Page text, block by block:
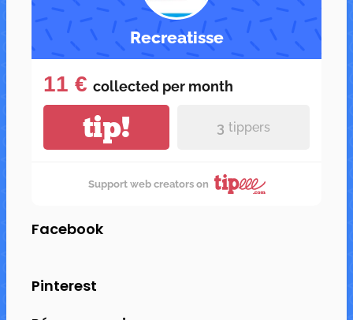
Recreatisse
11 € collected per month
tip! 3 tippers
Support web creators on
Facebook
Pinterest